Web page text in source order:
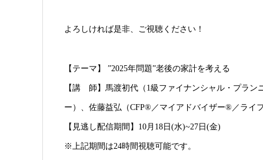
よろしければ是非、ご視聴ください！
【テーマ】 ”2025年問題”老後の家計を考える
【講 師】馬渡初代（1級ファイナンシャル・プラ
ー）、佐藤益弘（CFP®／マイアドバイザー®／ライ
【見逃し配信期間】10月18日(水)~27日(金)
※上記期間は24時間視聴可能です。